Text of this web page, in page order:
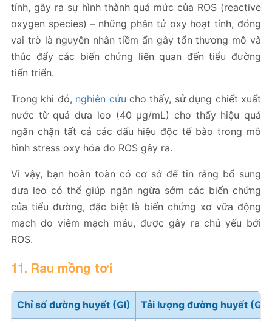
tính, gây ra sự hình thành quá mức của ROS (reactive
oxygen species) – những phân tử oxy hoạt tính, đóng
vai trò là nguyên nhân tiềm ẩn gây tổn thương mô và
thúc đẩy các biến chứng liên quan đến tiểu đường
tiến triển.
Trong khi đó, nghiên cứu cho thấy, sử dụng chiết xuất
nước từ quả dưa leo (40 μg/mL) cho thấy hiệu quả
ngăn chặn tất cả các dấu hiệu độc tế bào trong mô
hình stress oxy hóa do ROS gây ra.
Vì vậy, bạn hoàn toàn có cơ sở để tin rằng bổ sung
dưa leo có thể giúp ngăn ngừa sớm các biến chứng
của tiểu đường, đặc biệt là biến chứng xơ vữa động
mạch do viêm mạch máu, được gây ra chủ yếu bởi
ROS.
11. Rau mồng tơi
Chỉ số đường huyết (GI) Tải lượng đường huyết (GL)